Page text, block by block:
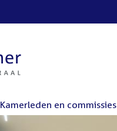
Kamerleden en commissies